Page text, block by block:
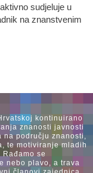
sudjeluje u
na znanstvenim
kontinuirano
znanosti javnosti
na području znanosti,
te motiviranje mladih
se
nebo plavo, a trava